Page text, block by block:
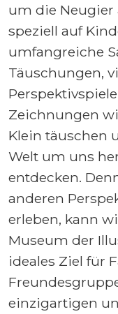
um die Neugier
speziell auf
umfangreiche
Täuschungen,
Zeichnungen
Klein täuschen
Welt um uns
entdecken.
anderen
erleben, kann
Museum der
ideales Ziel für
einzigartigen